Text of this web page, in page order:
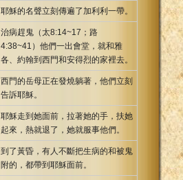
耶穌的名聲立刻傳遍了加利利一帶。
治病趕鬼（太8:14~17；路
4:38~41）他們一出會堂，就和雅
各、約翰到西門和安得烈的家裡去。
西門的岳母正在發燒躺著，他們立刻
告訴耶穌。
耶穌走到她面前，拉著她的手，扶她
起來，熱就退了，她就服事他們。
到了黃昏，有人不斷把生病的和被鬼
附的，都帶到耶穌面前。